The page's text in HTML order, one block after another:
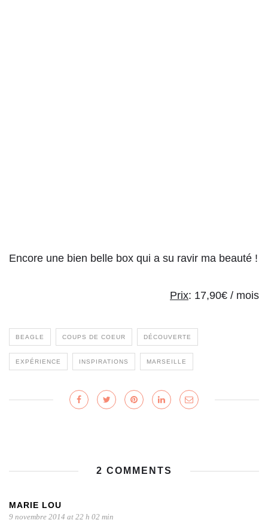
Encore une bien belle box qui a su ravir ma beauté !
Prix: 17,90€ / mois
BEAGLE COUPS DE COEUR DÉCOUVERTE
EXPÉRIENCE INSPIRATIONS MARSEILLE
2 COMMENTS
MARIE LOU
9 novembre 2014 at 22 h 02 min